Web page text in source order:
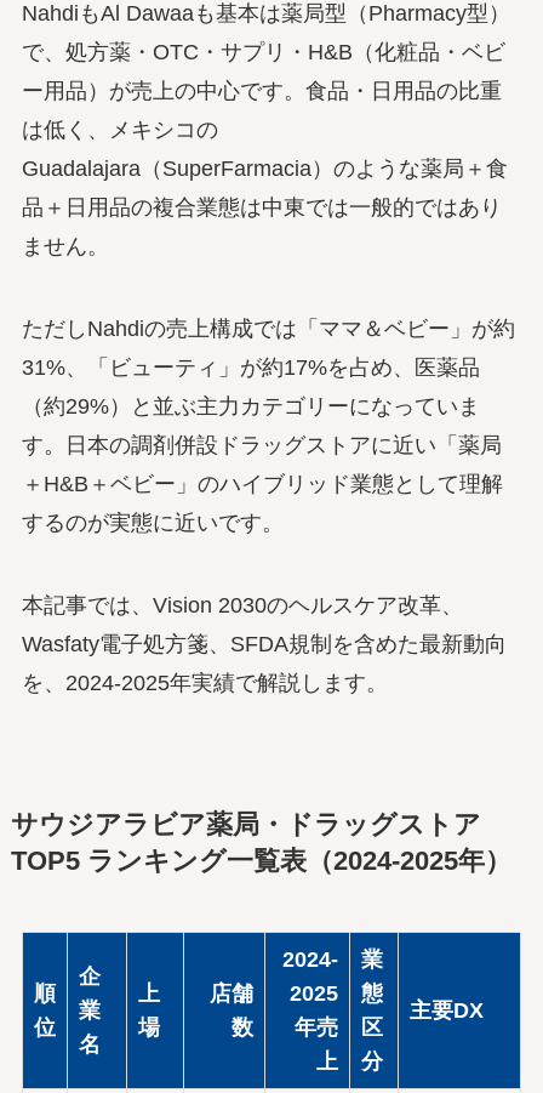
NahdiもAl Dawaaも基本は薬局型（Pharmacy型）
で、処方薬・OTC・サプリ・H&B（化粧品・ベビ
ー用品）が売上の中心です。食品・日用品の比重
は低く、メキシコの
Guadalajara（SuperFarmacia）のような薬局＋食
品＋日用品の複合業態は中東では一般的ではあり
ません。
ただしNahdiの売上構成では「ママ＆ベビー」が約
31%、「ビューティ」が約17%を占め、医薬品
（約29%）と並ぶ主力カテゴリーになっていま
す。日本の調剤併設ドラッグストアに近い「薬局
＋H&B＋ベビー」のハイブリッド業態として理解
するのが実態に近いです。
本記事では、Vision 2030のヘルスケア改革、
Wasfaty電子処方箋、SFDA規制を含めた最新動向
を、2024-2025年実績で解説します。
サウジアラビア薬局・ドラッグストア
TOP5 ランキング一覧表（2024-2025年）
順
位
企
業
名
上
場
店舗
数
2024-
2025
年売
上
業
態
区
分
主要DX